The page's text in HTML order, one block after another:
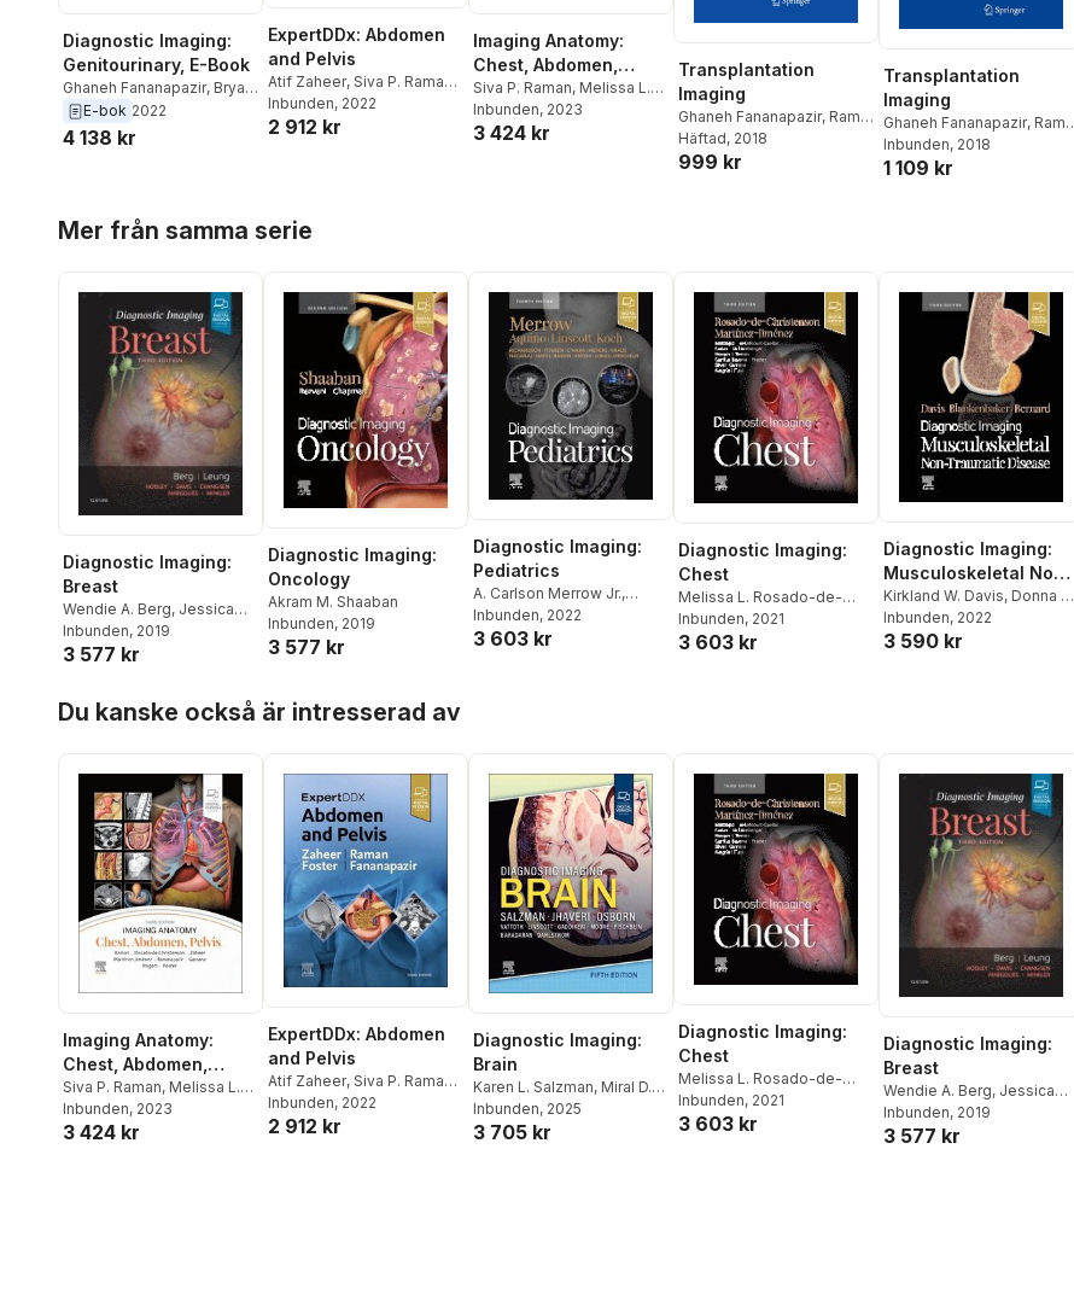
Diagnostic Imaging:
Genitourinary, E-Book
Ghaneh Fananapazir, Bryan
R. Foster
E-bok 2022
4 138 kr
ExpertDDx: Abdomen
and Pelvis
Atif Zaheer, Siva P. Raman ,
Bryan R. Foster,
Fananapazir
Inbunden, 2022
2 912 kr
Imaging Anatomy:
Chest, Abdomen,
Pelvis
Siva P. Raman, Melissa L.
Rosado-de-Christenson
Atif Zaheer
Inbunden, 2023
3 424 kr
Transplantation
Imaging
Ghaneh Fananapazir, Ramit
Lamba
Häftad, 2018
999 kr
Transplantation
Imaging
Ghaneh Fananapazir, Ramit
Lamba
Inbunden, 2018
1 109 kr
Mer från samma serie
Diagnostic Imaging:
Breast
Wendie A. Berg, Jessica
Leung
Inbunden, 2019
3 577 kr
Diagnostic Imaging:
Oncology
Akram M. Shaaban
Inbunden, 2019
3 577 kr
Diagnostic Imaging:
Pediatrics
A. Carlson Merrow Jr.,
Michael R. Aquino
Linscott ,Bernadette L.
Inbunden, 2022
3 603 kr
Diagnostic Imaging:
Chest
Melissa L. Rosado-de-
Christenson,Santiago
Mart�nez-Jim�nez
Inbunden, 2021
3 603 kr
Diagnostic Imaging:
Musculoskeletal Non-
Traumatic Disease
Kirkland W. Davis, Donna G.
Blankenbaker,Stephanie
Bernard
Inbunden, 2022
3 590 kr
Du kanske också är intresserad av
Imaging Anatomy:
Chest, Abdomen,
Pelvis
Siva P. Raman, Melissa L.
Rosado-de-Christenson
Atif Zaheer
Inbunden, 2023
3 424 kr
ExpertDDx: Abdomen
and Pelvis
Atif Zaheer, Siva P. Raman ,
Bryan R. Foster,
Fananapazir
Inbunden, 2022
2 912 kr
Diagnostic Imaging:
Brain
Karen L. Salzman, Miral D.
Jhaveri
Inbunden, 2025
3 705 kr
Diagnostic Imaging:
Chest
Melissa L. Rosado-de-
Christenson,Santiago
Mart�nez-Jim�nez
Inbunden, 2021
3 603 kr
Diagnostic Imaging:
Breast
Wendie A. Berg, Jessica
Leung
Inbunden, 2019
3 577 kr